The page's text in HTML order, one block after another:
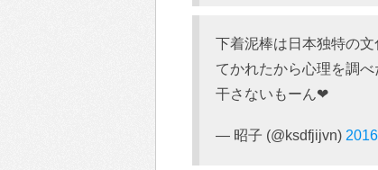
下着泥棒は日本独特の
てかれたから心理を調
干さないもーん❤
— 昭子 (@ksdfjijvn)